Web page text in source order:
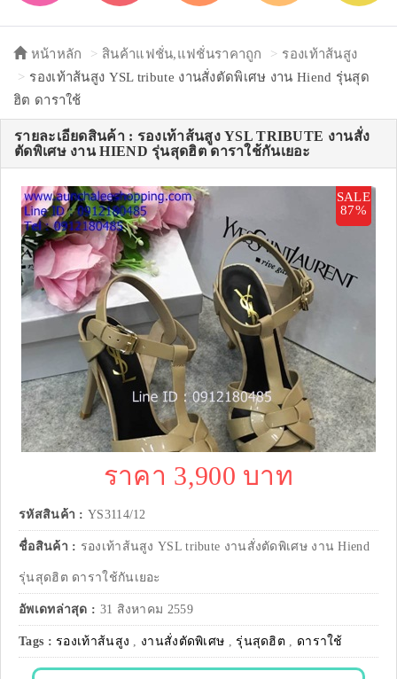
หน้าหลัก สินค้าแฟชั่น,แฟชั่นราคาถูก
รองเท้าส้นสูง
รองเท้าส้นสูง YSL tribute งานสั่งตัดพิเศษ งาน Hiend รุ่นสุด
ฮิต ดาราใช้
รายละเอียดสินค้า : รองเท้าส้นสูง YSL TRIBUTE งานสั่ง
ตัดพิเศษ งาน HIEND รุ่นสุดฮิต ดาราใช้กันเยอะ
SALE
87%
ราคา 3,900 บาท
รหัสสินค้า : YS3114/12
ชื่อสินค้า : รองเท้าส้นสูง YSL tribute งานสั่งตัดพิเศษ งาน Hiend
รุ่นสุดฮิต ดาราใช้กันเยอะ
อัพเดทล่าสุด : 31 สิงหาคม 2559
Tags :รองเท้าส้นสูง , งานสั่งตัดพิเศษ ,รุ่นสุดฮิต , ดาราใช้